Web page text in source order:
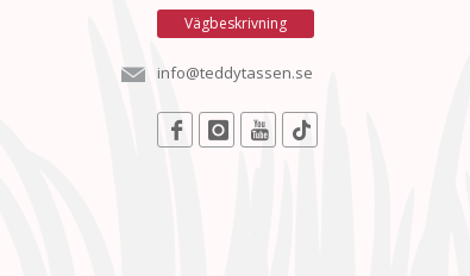
Vägbeskrivning
info@teddytassen.se